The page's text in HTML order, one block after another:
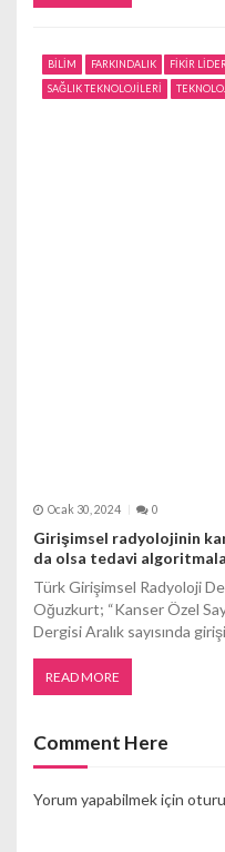
BİLİM FARKINDALIK FİKİR
SAĞLIK TEKNOLOJİLERİ
Ocak 30, 2024 0
Girişimsel radyolojinin
da olsa tedavi
Türk Girişimsel Radyoloji
Oğuzkurt; “Kanser Özel
Dergisi Aralık sayısında
READ MORE
Comment Here
Yorum yapabilmek için